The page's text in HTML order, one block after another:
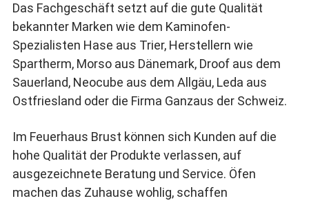
Das Fachgeschäft setzt auf die gute Qualität
bekannter Marken wie dem Kaminofen-
Spezialisten Hase aus Trier, Herstellern wie
Spartherm, Morso aus Dänemark, Droof aus dem
Sauerland, Neocube aus dem Allgäu, Leda aus
Ostfriesland oder die Firma Ganzaus der Schweiz.
Im Feuerhaus Brust können sich Kunden auf die
hohe Qualität der Produkte verlassen, auf
ausgezeichnete Beratung und Service. Öfen
machen das Zuhause wohlig, schaffen